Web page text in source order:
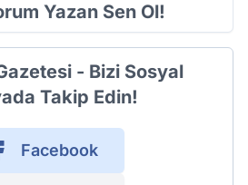
Yazan Sen Ol!
- Bizi Sosyal
Takip Edin!
Facebook